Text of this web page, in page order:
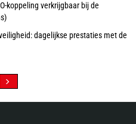
koppeling verkrijgbaar bij de
dagelijkse prestaties met de